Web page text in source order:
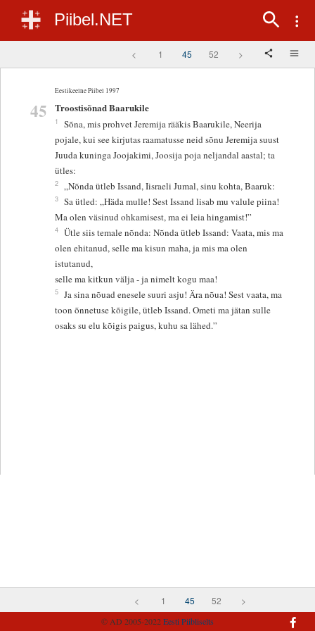
Piibel.NET
< 1 45 52 >
Eestikeelne Piibel 1997
45 Troostisõnad Baarukile
1
Sõna, mis prohvet Jeremija rääkis Baarukile, Neerija
pojale, kui see kirjutas raamatusse neid sõnu Jeremija suust
Juuda kuninga Joojakimi, Joosija poja neljandal aastal; ta
ütles:
2 „Nõnda ütleb Issand, Iisraeli Jumal, sinu kohta, Baaruk:
3 Sa ütled: „Häda mulle! Sest Issand lisab mu valule piina!
Ma olen väsinud ohkamisest, ma ei leia hingamist!”
4 Ütle siis temale nõnda: Nõnda ütleb Issand: Vaata, mis ma
olen ehitanud, selle ma kisun maha, ja mis ma olen
istutanud,
selle ma kitkun välja - ja nimelt kogu maa!
5 Ja sina nõuad enesele suuri asju! Ära nõua! Sest vaata, ma
toon õnnetuse kõigile, ütleb Issand. Ometi ma jätan sulle
osaks su elu kõigis paigus, kuhu sa lähed.”
< 1 45 52 >
© AD 2005-2022Eesti Piibliselts